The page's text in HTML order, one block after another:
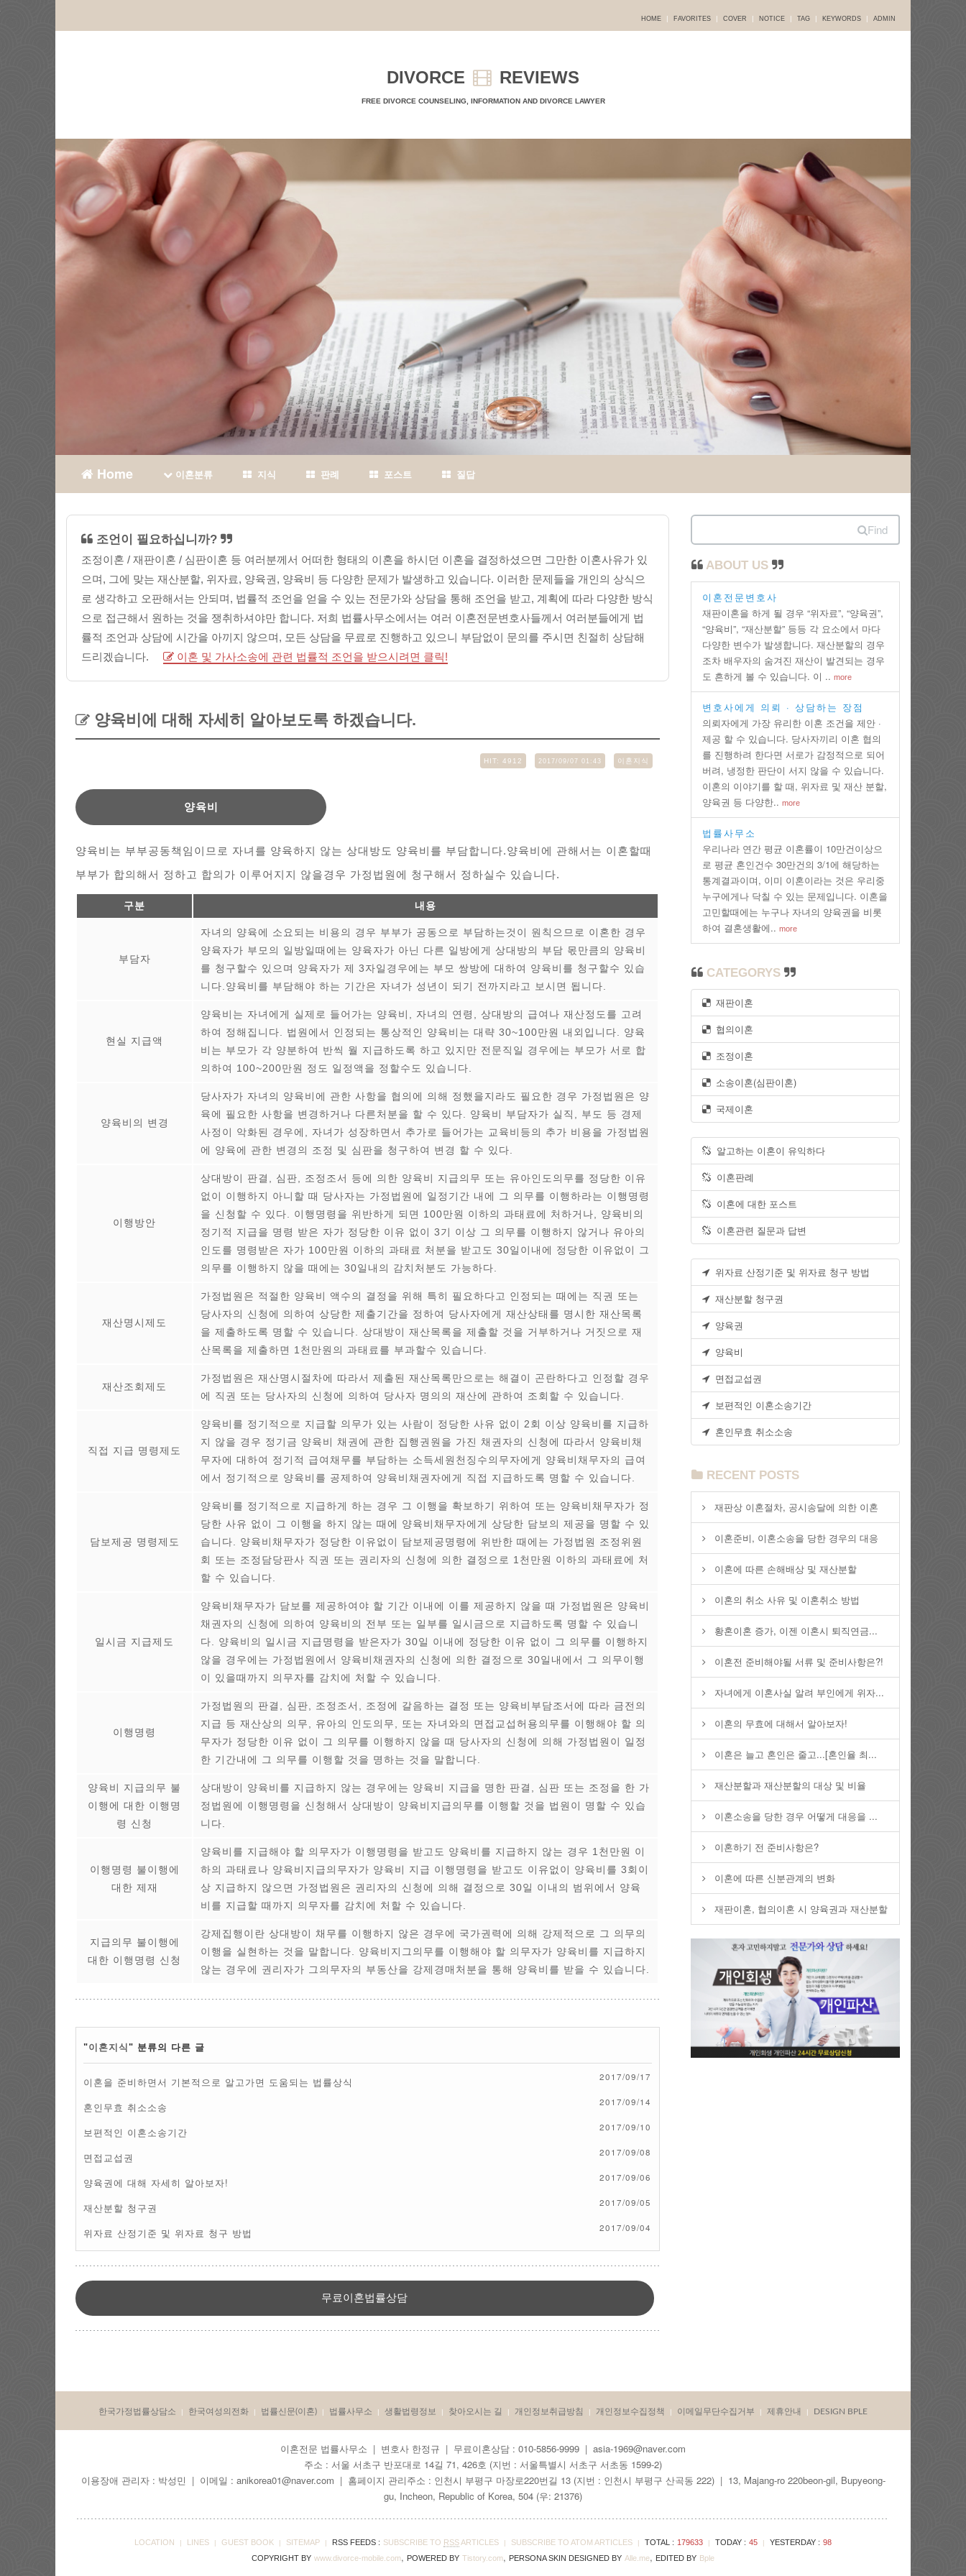
HOME | FAVORITES | COVER | NOTICE | TAG | KEYWORDS | ADMIN
DIVORCE REVIEWS
FREE DIVORCE COUNSELING, INFORMATION AND DIVORCE LAWYER
Home 이혼분류 지식 판례 포스트 질답
조언이 필요하십니까?
조정이혼 / 재판이혼 / 심판이혼 등 여러분께서 어떠한 형태의 이혼을 하시던 이혼을 결정하셨으면 그만한 이혼사유가 있
으며, 그에 맞는 재산분할, 위자료, 양육권, 양육비 등 다양한 문제가 발생하고 있습니다. 이러한 문제들을 개인의 상식으
로 생각하고 오판해서는 안되며, 법률적 조언을 얻을 수 있는 전문가와 상담을 통해 조언을 받고, 계획에 따라 다양한 방식
으로 접근해서 원하는 것을 쟁취하셔야만 합니다. 저희 법률사무소에서는 여러 이혼전문변호사들께서 여러분들에게 법
률적 조언과 상담에 시간을 아끼지 않으며, 모든 상담을 무료로 진행하고 있으니 부담없이 문의를 주시면 친절히 상담해
드리겠습니다.
이혼 및 가사소송에 관련 법률적 조언을 받으시려면 클릭!
양육비에 대해 자세히 알아보도록 하겠습니다.
HIT: 4912 2017/09/07 01:43 이혼지식
양육비
양육비는 부부공동책임이므로 자녀를 양육하지 않는 상대방도 양육비를 부담합니다.양육비에 관해서는 이혼할때
부부가 합의해서 정하고 합의가 이루어지지 않을경우 가정법원에 청구해서 정하실수 있습니다.
구분 내용
부담자
자녀의 양육에 소요되는 비용의 경우 부부가 공동으로 부담하는것이 원칙으므로 이혼한 경우
양육자가 부모의 일방일때에는 양육자가 아닌 다른 일방에게 상대방의 부담 몫만큼의 양육비
를 청구할수 있으며 양육자가 제 3자일경우에는 부모 쌍방에 대하여 양육비를 청구할수 있습
니다.양육비를 부담해야 하는 기간은 자녀가 성년이 되기 전까지라고 보시면 됩니다.
현실 지급액
양육비는 자녀에게 실제로 들어가는 양육비, 자녀의 연령, 상대방의 급여나 재산정도를 고려
하여 정해집니다. 법원에서 인정되는 통상적인 양육비는 대략 30~100만원 내외입니다. 양육
비는 부모가 각 양분하여 반씩 월 지급하도록 하고 있지만 전문직일 경우에는 부모가 서로 합
의하여 100~200만원 정도 일정액을 정할수도 있습니다.
양육비의 변경
당사자가 자녀의 양육비에 관한 사항을 협의에 의해 정했을지라도 필요한 경우 가정법원은 양
육에 필요한 사항을 변경하거나 다른처분을 할 수 있다. 양육비 부담자가 실직, 부도 등 경제
사정이 악화된 경우에, 자녀가 성장하면서 추가로 들어가는 교육비등의 추가 비용을 가정법원
에 양육에 관한 변경의 조정 및 심판을 청구하여 변경 할 수 있다.
이행방안
상대방이 판결, 심판, 조정조서 등에 의한 양육비 지급의무 또는 유아인도의무를 정당한 이유
없이 이행하지 아니할 때 당사자는 가정법원에 일정기간 내에 그 의무를 이행하라는 이행명령
을 신청할 수 있다. 이행명령을 위반하게 되면 100만원 이하의 과태료에 처하거나, 양육비의
정기적 지급을 명령 받은 자가 정당한 이유 없이 3기 이상 그 의무를 이행하지 않거나 유아의
인도를 명령받은 자가 100만원 이하의 과태료 처분을 받고도 30일이내에 정당한 이유없이 그
의무를 이행하지 않을 때에는 30일내의 감치처분도 가능하다.
재산명시제도
가정법원은 적절한 양육비 액수의 결정을 위해 특히 필요하다고 인정되는 때에는 직권 또는
당사자의 신청에 의하여 상당한 제출기간을 정하여 당사자에게 재산상태를 명시한 재산목록
을 제출하도록 명할 수 있습니다. 상대방이 재산목록을 제출할 것을 거부하거나 거짓으로 재
산목록을 제출하면 1천만원의 과태료를 부과할수 있습니다.
재산조회제도
가정법원은 재산명시절차에 따라서 제출된 재산목록만으로는 해결이 곤란하다고 인정할 경우
에 직권 또는 당사자의 신청에 의하여 당사자 명의의 재산에 관하여 조회할 수 있습니다.
직접 지급 명령제도
양육비를 정기적으로 지급할 의무가 있는 사람이 정당한 사유 없이 2회 이상 양육비를 지급하
지 않을 경우 정기금 양육비 채권에 관한 집행권원을 가진 채권자의 신청에 따라서 양육비채
무자에 대하여 정기적 급여채무를 부담하는 소득세원천징수의무자에게 양육비채무자의 급여
에서 정기적으로 양육비를 공제하여 양육비채권자에게 직접 지급하도록 명할 수 있습니다.
담보제공 명령제도
양육비를 정기적으로 지급하게 하는 경우 그 이행을 확보하기 위하여 또는 양육비채무자가 정
당한 사유 없이 그 이행을 하지 않는 때에 양육비채무자에게 상당한 담보의 제공을 명할 수 있
습니다. 양육비채무자가 정당한 이유없이 담보제공명령에 위반한 때에는 가정법원 조정위원
회 또는 조정담당판사 직권 또는 권리자의 신청에 의한 결정으로 1천만원 이하의 과태료에 처
할 수 있습니다.
일시금 지급제도
양육비채무자가 담보를 제공하여야 할 기간 이내에 이를 제공하지 않을 때 가정법원은 양육비
채권자의 신청에 의하여 양육비의 전부 또는 일부를 일시금으로 지급하도록 명할 수 있습니
다. 양육비의 일시금 지급명령을 받은자가 30일 이내에 정당한 이유 없이 그 의무를 이행하지
않을 경우에는 가정법원에서 양육비채권자의 신청에 의한 결정으로 30일내에서 그 의무이행
이 있을때까지 의무자를 감치에 처할 수 있습니다.
이행명령
가정법원의 판결, 심판, 조정조서, 조정에 갈음하는 결정 또는 양육비부담조서에 따라 금전의
지급 등 재산상의 의무, 유아의 인도의무, 또는 자녀와의 면접교섭허용의무를 이행해야 할 의
무자가 정당한 이유 없이 그 의무를 이행하지 않을 때 당사자의 신청에 의해 가정법원이 일정
한 기간내에 그 의무를 이행할 것을 명하는 것을 말합니다.
양육비 지급의무 불
이행에 대한 이행명
령 신청
상대방이 양육비를 지급하지 않는 경우에는 양육비 지급을 명한 판결, 심판 또는 조정을 한 가
정법원에 이행명령을 신청해서 상대방이 양육비지급의무를 이행할 것을 법원이 명할 수 있습
니다.
이행명령 불이행에
대한 제재
양육비를 지급해야 할 의무자가 이행명령을 받고도 양육비를 지급하지 않는 경우 1천만원 이
하의 과태료나 양육비지급의무자가 양육비 지급 이행명령을 받고도 이유없이 양육비를 3회이
상 지급하지 않으면 가정법원은 권리자의 신청에 의해 결정으로 30일 이내의 범위에서 양육
비를 지급할 때까지 의무자를 감치에 처할 수 있습니다.
지급의무 불이행에
대한 이행명령 신청
강제집행이란 상대방이 채무를 이행하지 않은 경우에 국가권력에 의해 강제적으로 그 의무의
이행을 실현하는 것을 말합니다. 양육비지그의무를 이행해야 할 의무자가 양육비를 지급하지
않는 경우에 권리자가 그의무자의 부동산을 강제경매처분을 통해 양육비를 받을 수 있습니다.
"이혼지식 " 분류의 다른 글
이혼을 준비하면서 기본적으로 알고가면 도움되는 법률상식 2017/09/17
혼인무효 취소소송 2017/09/14
보편적인 이혼소송기간 2017/09/10
면접교섭권 2017/09/08
양육권에 대해 자세히 알아보자! 2017/09/06
재산분할 청구권 2017/09/05
위자료 산정기준 및 위자료 청구 방법 2017/09/04
무료이혼법률상담
Find
ABOUT US
이혼전문변호사
재판이혼을 하게 될 경우 “위자료”, “양육권”,
“양육비”, “재산분할” 등등 각 요소에서 마다
다양한 변수가 발생합니다. 재산분할의 경우
조차 배우자의 숨겨진 재산이 발견되는 경우
도 흔하게 볼 수 있습니다. 이 .. more
변호사에게 의뢰 · 상담하는 장점
의뢰자에게 가장 유리한 이혼 조건을 제안 ·
제공 할 수 있습니다. 당사자끼리 이혼 협의
를 진행하려 한다면 서로가 감정적으로 되어
버려, 냉정한 판단이 서지 않을 수 있습니다.
이혼의 이야기를 할 때, 위자료 및 재산 분할,
양육권 등 다양한.. more
법률사무소
우리나라 연간 평균 이혼률이 10만건이상으
로 평균 혼인건수 30만건의 3/1에 해당하는
통계결과이며, 이미 이혼이라는 것은 우리중
누구에게나 닥칠 수 있는 문제입니다. 이혼을
고민할때에는 누구나 자녀의 양육권을 비롯
하여 결혼생활에.. more
CATEGORYS
재판이혼
협의이혼
조정이혼
소송이혼(심판이혼)
국제이혼
알고하는 이혼이 유익하다
이혼판례
이혼에 대한 포스트
이혼관련 질문과 답변
위자료 산정기준 및 위자료 청구 방법
재산분할 청구권
양육권
양육비
면접교섭권
보편적인 이혼소송기간
혼인무효 취소소송
RECENT POSTS
재판상 이혼절차, 공시송달에 의한 이혼
이혼준비, 이혼소송을 당한 경우의 대응
이혼에 따른 손해배상 및 재산분할
이혼의 취소 사유 및 이혼취소 방법
황혼이혼 증가, 이젠 이혼시 퇴직연금...
이혼전 준비해야될 서류 및 준비사항은?!
자녀에게 이혼사실 알려 부인에게 위자...
이혼의 무효에 대해서 알아보자!
이혼은 늘고 혼인은 줄고...[혼인율 최...
재산분할과 재산분할의 대상 및 비율
이혼소송을 당한 경우 어떻게 대응을 ...
이혼하기 전 준비사항은?
이혼에 따른 신분관계의 변화
재판이혼, 협의이혼 시 양육권과 재산분할
한국가정법률상담소 | 한국여성의전화 | 법률신문(이혼) | 법률사무소 | 생활법령정보 | 찾아오시는 길 | 개인정보취급방침 | 개인정보수집정책 | 이메일무단수집거부 | 제휴안내 | DESIGN BPLE
이혼전문 법률사무소 | 변호사 한정규 | 무료이혼상담 : 010-5856-9999 | asia-1969@naver.com
주소 : 서울 서초구 반포대로 14길 71, 426호 (지번 : 서울특별시 서초구 서초동 1599-2)
이용장애 관리자 : 박성민 | 이메일 : anikorea01@naver.com | 홈페이지 관리주소 : 인천시 부평구 마장로220번길 13 (지번 : 인천시 부평구 산곡동 222) | 13, Majang-ro 220beon-gil, Bupyeong-
gu, Incheon, Republic of Korea, 504 (우: 21376)
LOCATION | LINES | GUEST BOOK | SITEMAP | RSS FEEDS : SUBSCRIBE TO RSSARTICLES | SUBSCRIBE TO ATOM ARTICLES | TOTAL : 179633 | TODAY : 45 | YESTERDAY : 98
COPYRIGHT BY www.divorce-mobile.com, POWERED BY Tistory.com, PERSONA SKIN DESIGNED BY Alle.me, EDITED BY Bple